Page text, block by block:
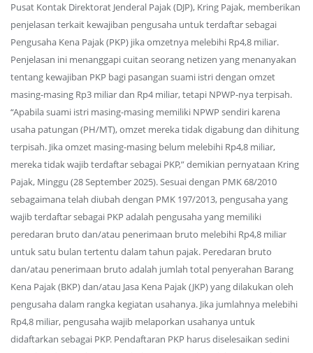
Pusat Kontak Direktorat Jenderal Pajak (DJP), Kring Pajak, memberikan
penjelasan terkait kewajiban pengusaha untuk terdaftar sebagai
Pengusaha Kena Pajak (PKP) jika omzetnya melebihi Rp4,8 miliar.
Penjelasan ini menanggapi cuitan seorang netizen yang menanyakan
tentang kewajiban PKP bagi pasangan suami istri dengan omzet
masing-masing Rp3 miliar dan Rp4 miliar, tetapi NPWP-nya terpisah.
“Apabila suami istri masing-masing memiliki NPWP sendiri karena
usaha patungan (PH/MT), omzet mereka tidak digabung dan dihitung
terpisah. Jika omzet masing-masing belum melebihi Rp4,8 miliar,
mereka tidak wajib terdaftar sebagai PKP,” demikian pernyataan Kring
Pajak, Minggu (28 September 2025). Sesuai dengan PMK 68/2010
sebagaimana telah diubah dengan PMK 197/2013, pengusaha yang
wajib terdaftar sebagai PKP adalah pengusaha yang memiliki
peredaran bruto dan/atau penerimaan bruto melebihi Rp4,8 miliar
untuk satu bulan tertentu dalam tahun pajak. Peredaran bruto
dan/atau penerimaan bruto adalah jumlah total penyerahan Barang
Kena Pajak (BKP) dan/atau Jasa Kena Pajak (JKP) yang dilakukan oleh
pengusaha dalam rangka kegiatan usahanya. Jika jumlahnya melebihi
Rp4,8 miliar, pengusaha wajib melaporkan usahanya untuk
didaftarkan sebagai PKP. Pendaftaran PKP harus diselesaikan sedini